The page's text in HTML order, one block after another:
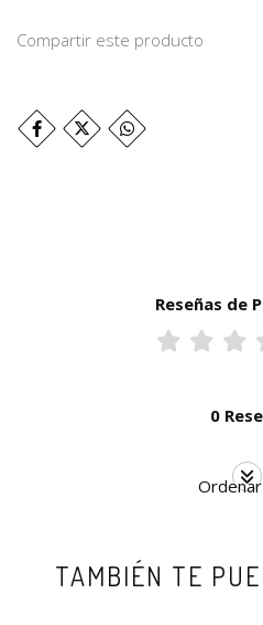
Compartir este producto
Reseñas de
0
TAMBIÉN TE